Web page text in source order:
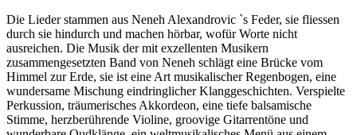
Die Lieder stammen aus Neneh Alexandrovic `s Feder, sie fliessen
durch sie hindurch und machen hörbar, wofür Worte nicht
ausreichen. Die Musik der mit exzellenten Musikern
zusammengesetzten Band von Neneh schlägt eine Brücke vom
Himmel zur Erde, sie ist eine Art musikalischer Regenbogen, eine
wundersame Mischung eindringlicher Klanggeschichten. Verspielte
Perkussion, träumerisches Akkordeon, eine tiefe balsamische
Stimme, herzberührende Violine, groovige Gitarrentöne und